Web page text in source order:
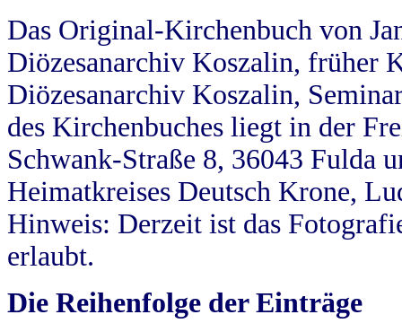
Das Original-Kirchenbuch von
Diözesanarchiv Koszalin, früher
Diözesanarchiv Koszalin,
des Kirchenbuches liegt in der
Schwank-Straße 8, 36043 Fulda
Heimatkreises Deutsch Krone,
Hinweis: Derzeit ist das
erlaubt.
Die Reihenfolge der Einträge